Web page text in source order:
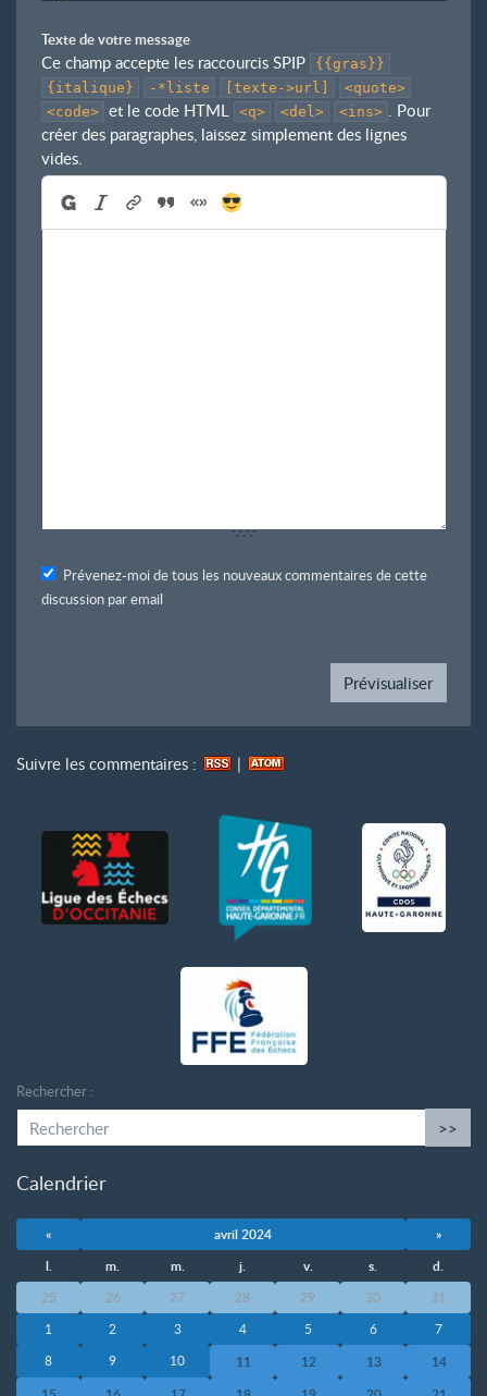
Texte de votre message
Ce champ accepte les raccourcis SPIP
{{gras}}
{italique}
-*liste [texte->url]
<quote>
<code>
et le code HTML <q> <del> <ins>
. Pour
créer des paragraphes, laissez simplement des lignes
vides.
Prévenez-moi de tous les nouveaux commentaires de cette
discussion par email
Suivre les commentaires : |
Rechercher :
>>
Calendrier
« avril 2024
»
l.
m. m. j. v. s. d.
25 26 27 28 29 30
31
1
2 3 4 5 6
7
8
9 10 11 12 13
14